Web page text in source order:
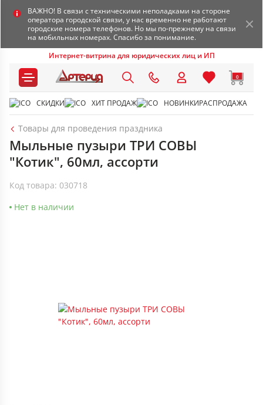
ВАЖНО! В связи с техническими неполадками на стороне
оператора городской связи, у нас временно не работают
городские номера телефонов. Но мы по-прежнему на связи
на мобильных номерах. Спасибо за понимание.
Интернет-витрина для юридических лиц и ИП
0
СКИДКИ ХИТ ПРОДАЖ НОВИНКИРАСПРОДАЖА
Товары для проведения праздника
Мыльные пузыри ТРИ СОВЫ
"Котик", 60мл, ассорти
Код товара: 030718
Нет в наличии